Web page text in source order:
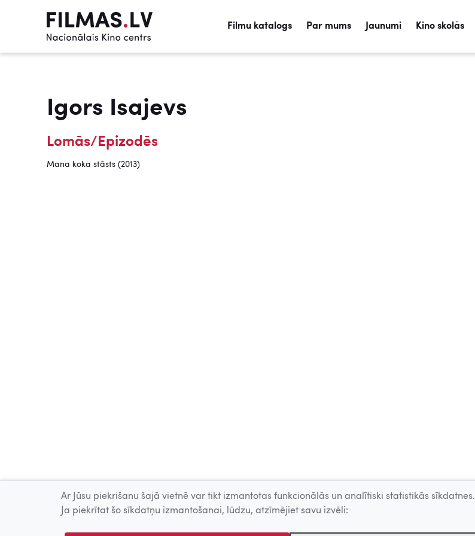
Filmu katalogs Par mums Jaunumi Kino skolās
Igors Isajevs
Lomās/Epizodēs
Mana koka stāsts (2013)
Ar Jūsu piekrišanu šajā vietnē var tikt izmantotas funkcionālās un analītiski statistikās sīkdatnes.
Ja piekrītat šo sīkdatņu izmantošanai, lūdzu, atzīmējiet savu izvēli: